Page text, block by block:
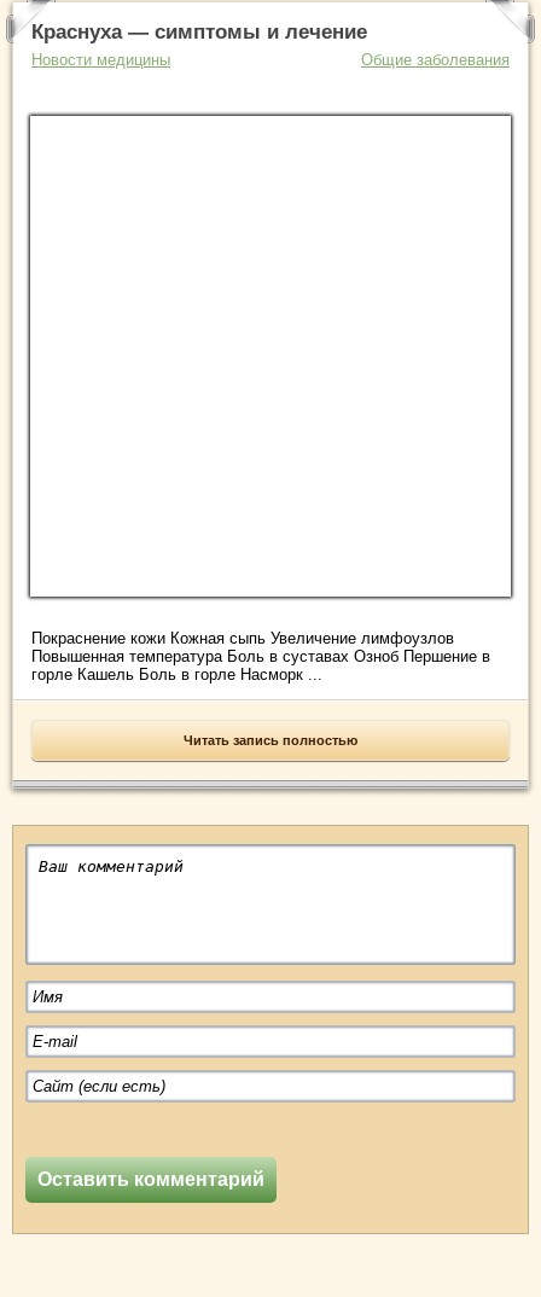
Краснуха — симптомы и лечение
Новости медицины Общие заболевания
Покраснение кожи Кожная сыпь Увеличение лимфоузлов
Повышенная температура Боль в суставах Озноб Першение в
горле Кашель Боль в горле Насморк ...
Читать запись полностью